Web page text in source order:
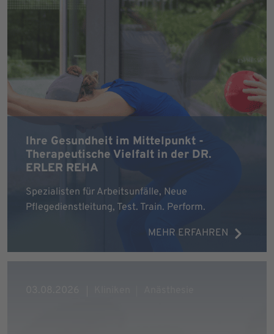
Ihre Gesundheit im Mittelpunkt -
Therapeutische Vielfalt in der DR.
ERLER REHA
Spezialisten für Arbeitsunfälle, Neue
Pflegedienstleitung, Test. Train. Perform.
MEHR ERFAHREN